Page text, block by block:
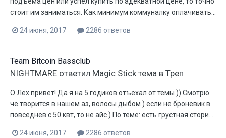
стоит им заниматься. Как минимум коммуналку оплачивать...
24 июня, 2017 2286 ответов
Team Bitcoin Bassclub
NIGHTMARE ответил Magic Stickтема в Треп
О Лех привет! Да я на 5 годиков отъехал от темы )) Смотрю
че творится в нашем аз, волосы дыбом ) если не броневик в
повседнев с 50 квт, то не айс ) По теме: есть грустная стори...
24 июня, 2017 2286 ответов